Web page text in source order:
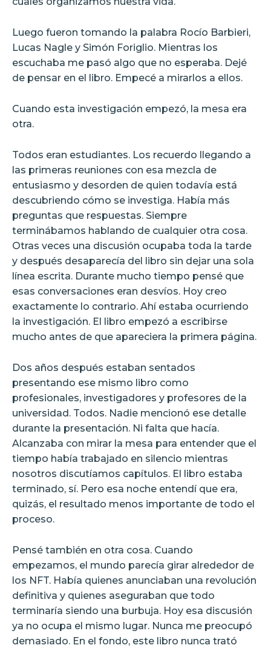
Luego fueron tomando la palabra Rocío Barbieri,
Lucas Nagle y Simón Foriglio. Mientras los
escuchaba me pasó algo que no esperaba. Dejé
de pensar en el libro. Empecé a mirarlos a ellos.
Cuando esta investigación empezó, la mesa era
otra.
Todos eran estudiantes. Los recuerdo llegando a
las primeras reuniones con esa mezcla de
entusiasmo y desorden de quien todavía está
descubriendo cómo se investiga. Había más
preguntas que respuestas. Siempre
terminábamos hablando de cualquier otra cosa.
Otras veces una discusión ocupaba toda la tarde
y después desaparecía del libro sin dejar una sola
línea escrita. Durante mucho tiempo pensé que
esas conversaciones eran desvíos. Hoy creo
exactamente lo contrario. Ahí estaba ocurriendo
la investigación. El libro empezó a escribirse
mucho antes de que apareciera la primera página.
Dos años después estaban sentados
presentando ese mismo libro como
profesionales, investigadores y profesores de la
universidad. Todos. Nadie mencionó ese detalle
durante la presentación. Ni falta que hacía.
Alcanzaba con mirar la mesa para entender que el
tiempo había trabajado en silencio mientras
nosotros discutíamos capítulos. El libro estaba
terminado, sí. Pero esa noche entendí que era,
quizás, el resultado menos importante de todo el
proceso.
Pensé también en otra cosa. Cuando
empezamos, el mundo parecía girar alrededor de
los NFT. Había quienes anunciaban una revolución
definitiva y quienes aseguraban que todo
terminaría siendo una burbuja. Hoy esa discusión
ya no ocupa el mismo lugar. Nunca me preocupó
demasiado. En el fondo, este libro nunca trató